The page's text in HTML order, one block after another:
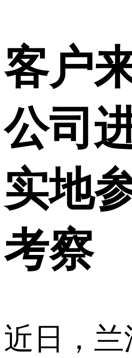
客户
公司
实地
考察
近日，兰